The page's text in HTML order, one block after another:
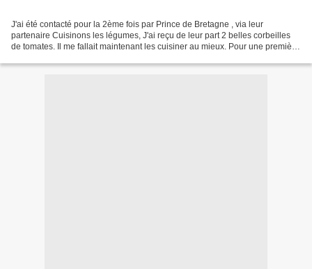
J'ai été contacté pour la 2ème fois par Prince de Bretagne , via leur
partenaire Cuisinons les légumes, J'ai reçu de leur part 2 belles corbeilles
de tomates. Il me fallait maintenant les cuisiner au mieux. Pour une première